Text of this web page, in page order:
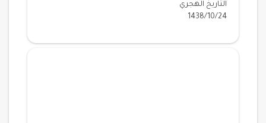
التاريخ الهجري
1438/10/24